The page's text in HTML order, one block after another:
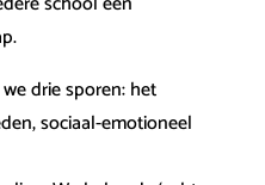
drie sporen: het
sociaal-emotioneel